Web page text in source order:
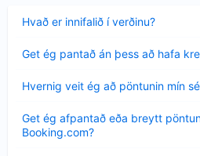
Hvað er innifalið í verðinu?
sýnt
Get ég pantað án þess að hafa
sýnt
Hvernig veit ég að pöntunin mín
sýnt
Get ég afpantað eða breytt
Booking.com?
sýnt